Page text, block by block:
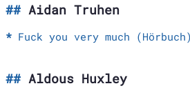
Aidan Truhen
Fuck you very much (Hörbuch)
Aldous Huxley